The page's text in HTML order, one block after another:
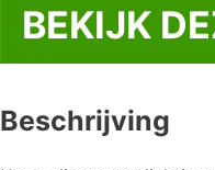
BEKIJK
Beschrijving